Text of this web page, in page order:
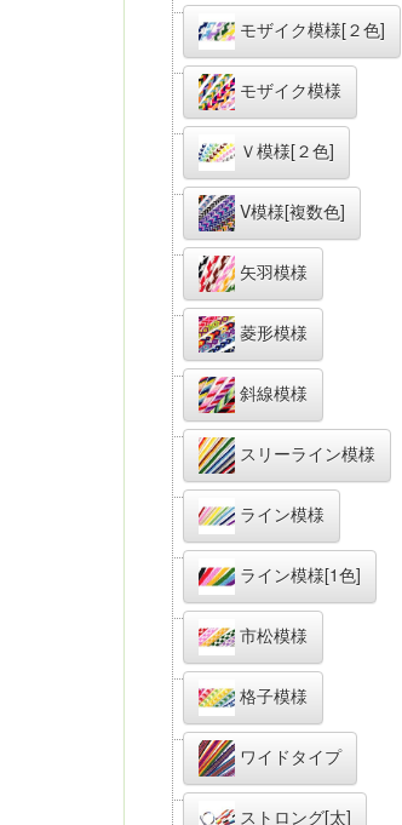
モザイク模様[２色]
モザイク模様
Ｖ模様[２色]
V模様[複数色]
矢羽模様
菱形模様
斜線模様
スリーライン模様
ライン模様
ライン模様[1色]
市松模様
格子模様
ワイドタイプ
ストロング[太]